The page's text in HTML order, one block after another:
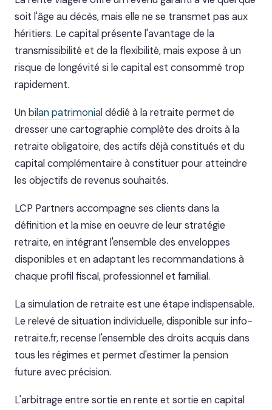
soit l'âge au décès, mais elle ne se transmet pas aux
héritiers. Le capital présente l'avantage de la
transmissibilité et de la flexibilité, mais expose à un
risque de longévité si le capital est consommé trop
rapidement.
Un bilan patrimonial dédié à la retraite permet de
dresser une cartographie complète des droits à la
retraite obligatoire, des actifs déjà constitués et du
capital complémentaire à constituer pour atteindre
les objectifs de revenus souhaités.
LCP Partners accompagne ses clients dans la
définition et la mise en oeuvre de leur stratégie
retraite, en intégrant l'ensemble des enveloppes
disponibles et en adaptant les recommandations à
chaque profil fiscal, professionnel et familial.
La simulation de retraite est une étape indispensable.
Le relevé de situation individuelle, disponible sur info-
retraite.fr, recense l'ensemble des droits acquis dans
tous les régimes et permet d'estimer la pension
future avec précision.
L'arbitrage entre sortie en rente et sortie en capital